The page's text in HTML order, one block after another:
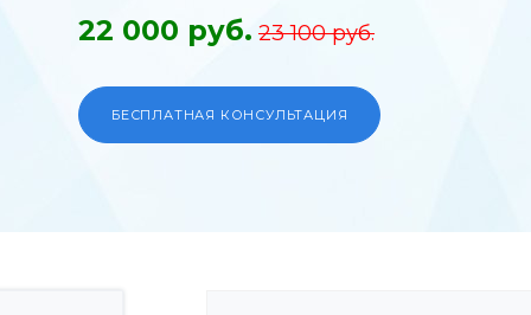
22 000 руб. 23 100 руб.
БЕСПЛАТНАЯ КОНСУЛЬТАЦИЯ